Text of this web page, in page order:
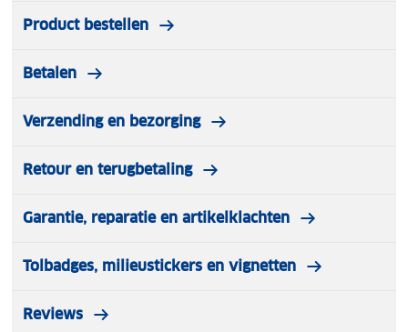
Product bestellen
Betalen
Verzending en bezorging
Retour en terugbetaling
Garantie, reparatie en artikelklachten
Tolbadges, milieustickers en vignetten
Reviews